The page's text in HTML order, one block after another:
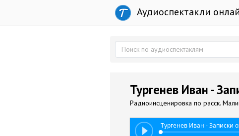
Аудиоспектакли
Тургенев Иван -
Радиоинсценировка по расск.
Тургенев Иван - Записки